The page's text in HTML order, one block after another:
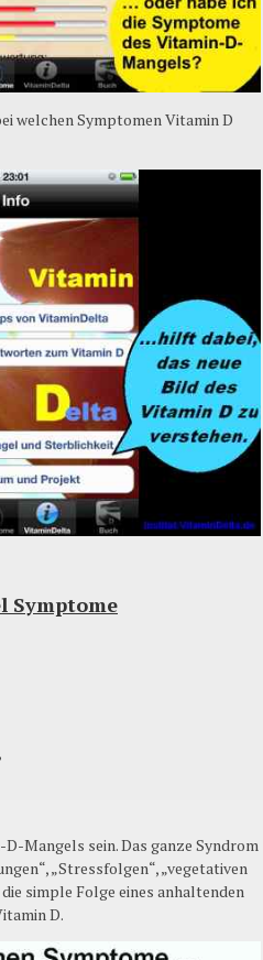
welchenSymptomenVitamin D
Symptome
D-Mangels sein. Das ganze Syndrom
„Stressfolgen“, „vegetativen
simple Folge eines anhaltenden
D.